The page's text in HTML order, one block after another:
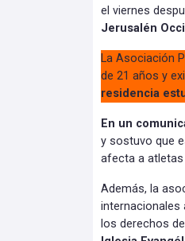
el viernes
Jerusalén
La Asociación
de 21 años y
residencia
En un
y sostuvo que
afecta a
Además, la
internacionales
los derechos